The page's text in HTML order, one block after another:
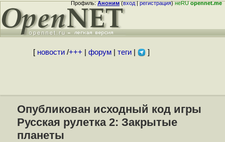
Профиль:Аноним(вход|регистрация)неRUopennet.me
[ новости/+++ форум| теги| ]
Опубликован исходный код игры
Русская рулетка 2: Закрытые
планеты